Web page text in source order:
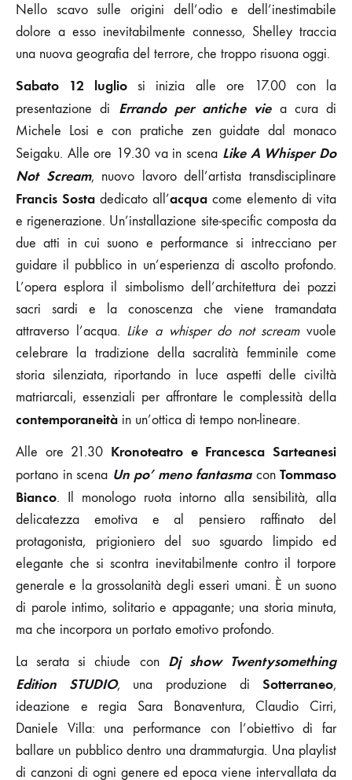
Nello scavo sulle origini dell’odio e dell’inestimabile
dolore a esso inevitabilmente connesso, Shelley traccia
una nuova geografia del terrore, che troppo risuona oggi.
Sabato 12 luglio si inizia alle ore 17.00 con la
presentazione di Errando per antiche viea cura di
Michele Losi e con pratiche zen guidate dal monaco
Seigaku. Alle ore 19.30 va in scena Like A Whisper Do
Not Scream, nuovo lavoro dell’artista transdisciplinare
Francis Sosta dedicato all’acqua come elemento di vita
e rigenerazione. Un’installazione site-specific composta da
due atti in cui suono e performance si intrecciano per
guidare il pubblico in un’esperienza di ascolto profondo.
L’opera esplora il simbolismo dell’architettura dei pozzi
sacri sardi e la conoscenza che viene tramandata
attraverso l’acqua. Like a whisper do not screamvuole
celebrare la tradizione della sacralità femminile come
storia silenziata, riportando in luce aspetti delle civiltà
matriarcali, essenziali per affrontare le complessità della
contemporaneità in un’ottica di tempo non-lineare.
Alle ore 21.30 Kronoteatro e Francesca Sarteanesi
portano in scena Un po’ meno fantasmacon Tommaso
Bianco. Il monologo ruota intorno alla sensibilità, alla
delicatezza emotiva e al pensiero raffinato del
protagonista, prigioniero del suo sguardo limpido ed
elegante che si scontra inevitabilmente contro il torpore
generale e la grossolanità degli esseri umani. È un suono
di parole intimo, solitario e appagante; una storia minuta,
ma che incorpora un portato emotivo profondo.
La serata si chiude con Dj show Twentysomething
Edition STUDIO, una produzione diSotterraneo,
ideazione e regia Sara Bonaventura, Claudio Cirri,
Daniele Villa: una performance con l’obiettivo di far
ballare un pubblico dentro una drammaturgia. Una playlist
di canzoni di ogni genere ed epoca viene intervallata da